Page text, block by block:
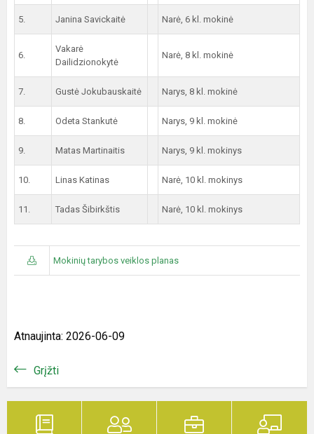
5. Janina Savickaitė Narė, 6 kl. mokinė
6.
Vakarė
Dailidzionokytė
Narė, 8 kl. mokinė
7. Gustė Jokubauskaitė Narys, 8 kl. mokinė
8. Odeta Stankutė Narys, 9 kl. mokinė
9. Matas Martinaitis Narys, 9 kl. mokinys
10. Linas Katinas Narė, 10 kl. mokinys
11. Tadas Šibirkštis Narė, 10 kl. mokinys
Mokinių tarybos veiklos planas
Atnaujinta: 2026-06-09
Grįžti